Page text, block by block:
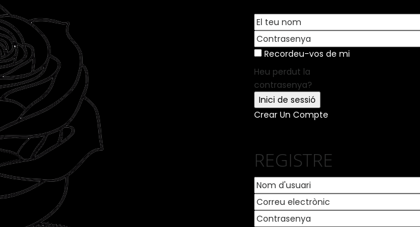
Recordeu-vos de mi
Heu perdut la
contrasenya?
Crear Un Compte
REGISTRE